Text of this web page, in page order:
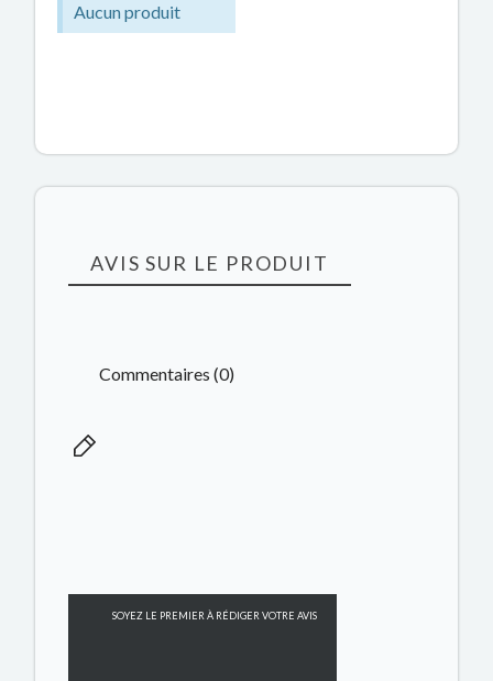
Aucun produit
AVIS SUR LE PRODUIT
Commentaires (0)
SOYEZ LE PREMIER À RÉDIGER VOTRE AVIS